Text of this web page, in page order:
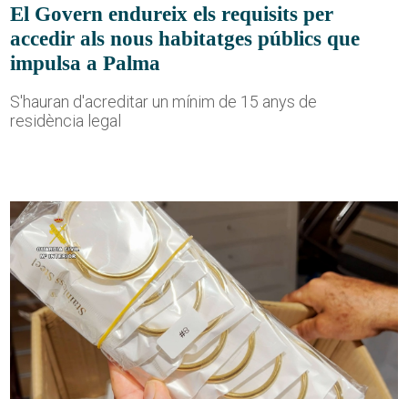
El Govern endureix els requisits per
accedir als nous habitatges públics que
impulsa a Palma
S'hauran d'acreditar un mínim de 15 anys de
residència legal